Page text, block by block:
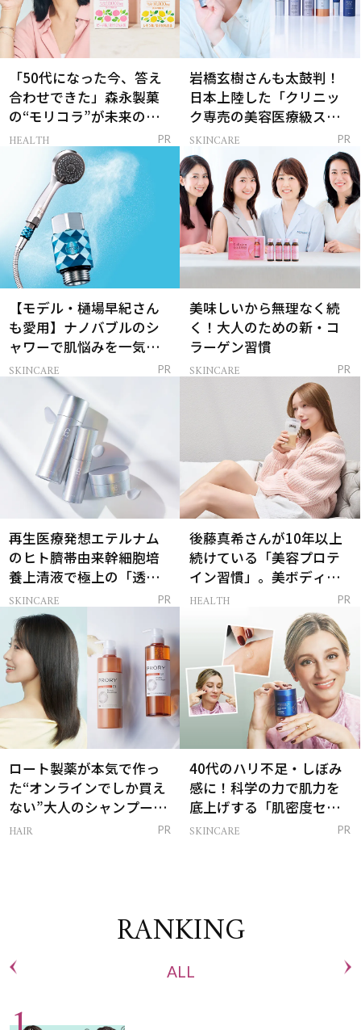
「50代になった今、答え
合わせできた」森永製菓
の“モリコラ”が未来のキ
レイを連れてくる！
HEALTH PR
岩橋玄樹さんも太鼓判！
日本上陸した「クリニッ
ク専売の美容医療級スキ
ンケア」
SKINCARE PR
【モデル・樋場早紀さん
も愛用】ナノバブルのシ
ャワーで肌悩みを一気に
解決
SKINCARE PR
美味しいから無理なく続
く！大人のための新・コ
ラーゲン習慣
SKINCARE PR
再生医療発想エテルナム
のヒト臍帯由来幹細胞培
養上清液で極上の「透明
感ハリ肌」へ
SKINCARE PR
後藤真希さんが10年以上
続けている「美容プロテ
イン習慣」。美ボディを
支える朝ルーティンと
HEALTH PR
ロート製薬が本気で作っ
た“オンラインでしか買え
ない”大人のシャンプー＆
トリートメントって？
HAIR PR
40代のハリ不足・しぼみ
感に！科学の力で肌力を
底上げする「肌密度セラ
ム」
SKINCARE PR
RANKING
ALL